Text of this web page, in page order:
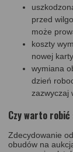
2019)
przed
może
koszty
nowej karty,
wymiana
dzień
zazwyczaj
Czy warto
Zdecydowanie
obudów na